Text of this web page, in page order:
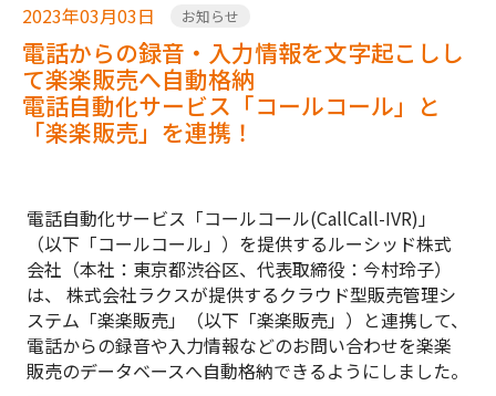
2023年03月03日 お知らせ
電話からの録音・入力情報を文字起こしし
て楽楽販売へ自動格納
電話自動化サービス「コールコール」と
「楽楽販売」を連携！
電話自動化サービス「コールコール(CallCall-IVR)」
（以下「コールコール」）を提供するルーシッド株式
会社（本社：東京都渋谷区、代表取締役：今村玲子）
は、 株式会社ラクスが提供するクラウド型販売管理シ
ステム「楽楽販売」（以下「楽楽販売」）と連携して、
電話からの録音や入力情報などのお問い合わせを楽楽
販売のデータベースへ自動格納できるようにしました。